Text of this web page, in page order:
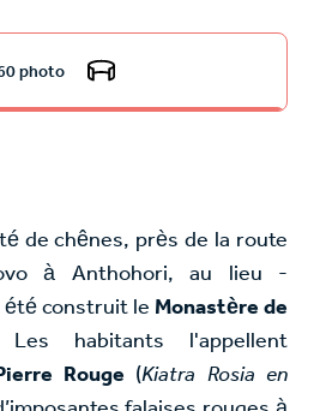
photo
de chênes, près de la route
à Anthohori, au lieu -
été construit le Monastère de
habitants l'appellent
Rouge (Kiatra Rosia en